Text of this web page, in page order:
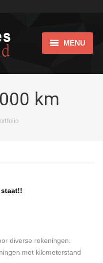
MENU
km
staat!!
diverse rekeningen.
met kilometerstand